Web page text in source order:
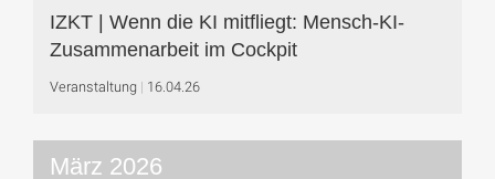
IZKT | Wenn die KI mitfliegt: Mensch-KI-
Zusammenarbeit im Cockpit
Veranstaltung 16.04.26
März 2026